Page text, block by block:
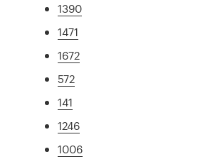
1390
1471
1672
572
141
1246
1006